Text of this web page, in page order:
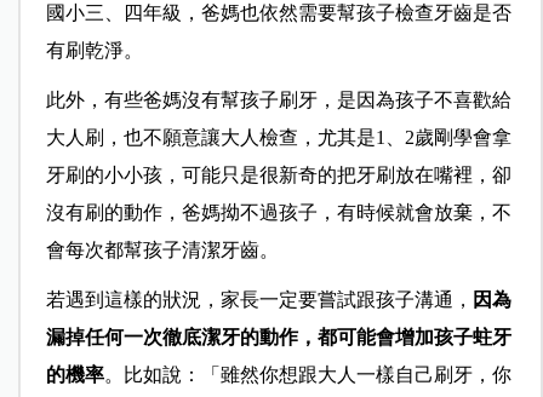
國小三、四年級，爸媽也依然需要幫孩子檢查牙齒是否
有刷乾淨。
此外，有些爸媽沒有幫孩子刷牙，是因為孩子不喜歡給
大人刷，也不願意讓大人檢查，尤其是1、2歲剛學會拿
牙刷的小小孩，可能只是很新奇的把牙刷放在嘴裡，卻
沒有刷的動作，爸媽拗不過孩子，有時候就會放棄，不
會每次都幫孩子清潔牙齒。
若遇到這樣的狀況，家長一定要嘗試跟孩子溝通， 因為
漏掉任何一次徹底潔牙的動作，都可能會增加孩子蛀牙
的機率。比如說：「雖然你想跟大人一樣自己刷牙，你